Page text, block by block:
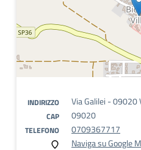
INDIRIZZO Via Galilei - 09020
CAP 09020
TELEFONO
0709367717
Naviga su Google